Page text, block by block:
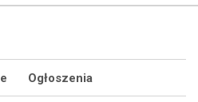
Ogłoszenia